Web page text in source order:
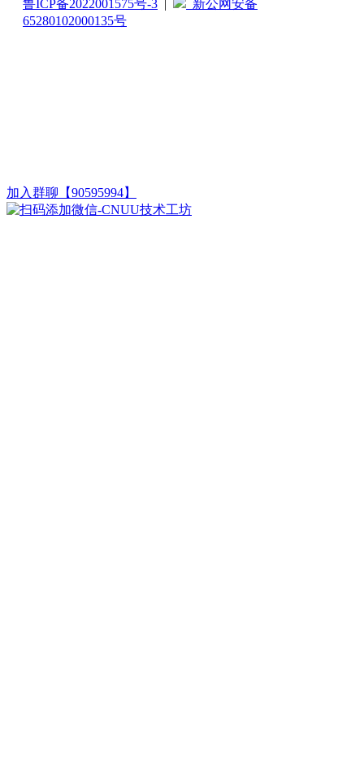
鲁ICP备2022001575号-3
新公网安备
65280102000135号
加入群聊【90595994】